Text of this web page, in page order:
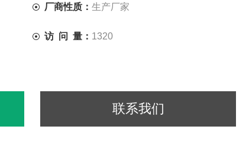
厂商性质： 生产厂家
访 问 量： 1320
联系我们